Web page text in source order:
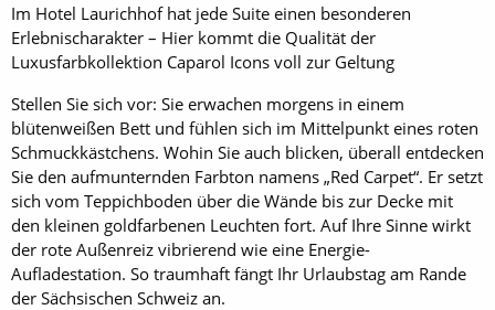
Im Hotel Laurichhof hat jede Suite einen besonderen
Erlebnischarakter – Hier kommt die Qualität der
Luxusfarbkollektion Caparol Icons voll zur Geltung
Stellen Sie sich vor: Sie erwachen morgens in einem
blütenweißen Bett und fühlen sich im Mittelpunkt eines roten
Schmuckkästchens. Wohin Sie auch blicken, überall entdecken
Sie den aufmunternden Farbton namens „Red Carpet“. Er setzt
sich vom Teppichboden über die Wände bis zur Decke mit
den kleinen goldfarbenen Leuchten fort. Auf Ihre Sinne wirkt
der rote Außenreiz vibrierend wie eine Energie-
Aufladestation. So traumhaft fängt Ihr Urlaubstag am Rande
der Sächsischen Schweiz an.